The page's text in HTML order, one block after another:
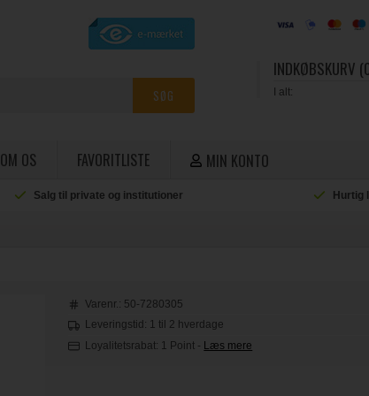
INDKØBSKURV
I alt:
OM OS FAVORITLISTE MIN KONTO
Salg til private og institutioner Hurtig
Varenr.: 50-7280305
Leveringstid: 1 til 2 hverdage
Loyalitetsrabat: 1 Point - Læs mere